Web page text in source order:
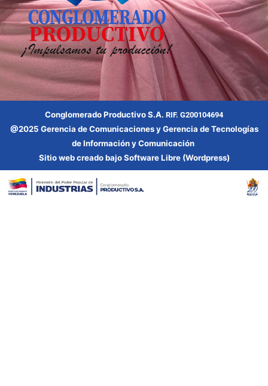
Conglomerado Productivo S.A. RIF. G200104694
@2025 Gerencia de Comunicaciones y Gerencia de Tecnologías
de Información y Comunicación
Sitio web creado bajo Software Libre (Wordpress)